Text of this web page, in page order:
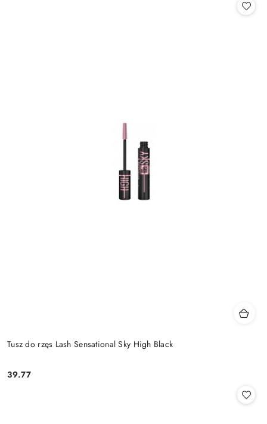
Tusz do rzęs Lash Sensational Sky High Black
Cena:
39.77